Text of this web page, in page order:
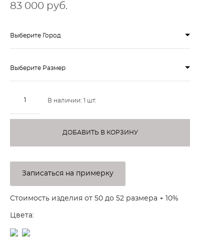
83 000 pуб.
Выберите Город
Выберите Размер
В наличии: 1 шт.
ДОБАВИТЬ В КОРЗИНУ
Записаться на примерку
Стоимость изделия от 50 до 52 размера + 10%
Цвета: